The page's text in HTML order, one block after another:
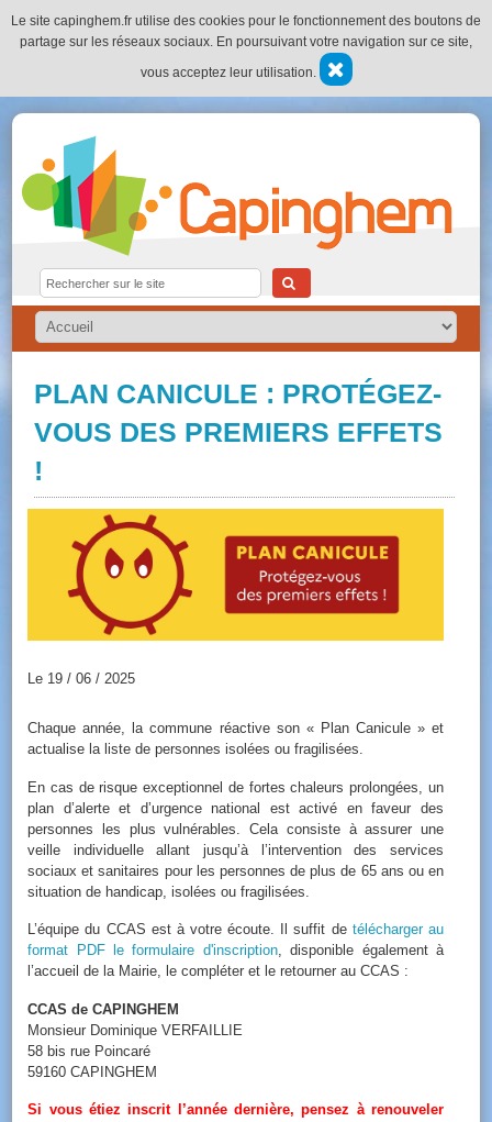
Le site capinghem.fr utilise des cookies pour le fonctionnement des boutons de
partage sur les réseaux sociaux. En poursuivant votre navigation sur ce site,
vous acceptez leur utilisation.
PLAN CANICULE : PROTÉGEZ-
VOUS DES PREMIERS EFFETS
!
Le 19 / 06 / 2025
Chaque année, la commune réactive son « Plan Canicule » et
actualise la liste de personnes isolées ou fragilisées.
En cas de risque exceptionnel de fortes chaleurs prolongées, un
plan d’alerte et d’urgence national est activé en faveur des
personnes les plus vulnérables. Cela consiste à assurer une
veille individuelle allant jusqu’à l’intervention des services
sociaux et sanitaires pour les personnes de plus de 65 ans ou en
situation de handicap, isolées ou fragilisées.
L’équipe du CCAS est à votre écoute. Il suffit de télécharger au
format PDF le formulaire d'inscription, disponible également à
l’accueil de la Mairie, le compléter et le retourner au CCAS :
CCAS de CAPINGHEM
Monsieur Dominique VERFAILLIE
58 bis rue Poincaré
59160 CAPINGHEM
Si vous étiez inscrit l’année dernière, pensez à renouveler